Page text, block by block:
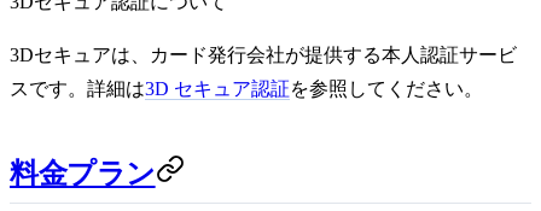
3Dセキュアは、カード発行会社が提供する本人認証サービ
スです。詳細は3D セキュア認証を参照してください。
料金プラン